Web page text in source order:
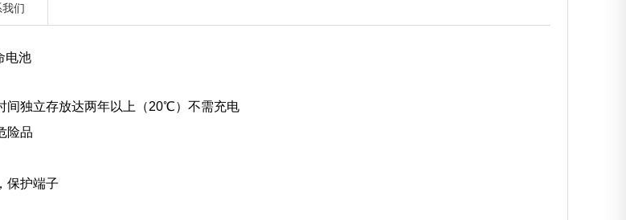
们
电池
间独立存放达两年以上（20℃）不需充电
险品
保护端子